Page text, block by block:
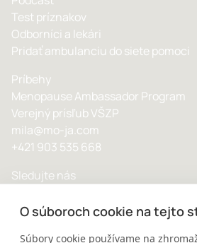
O súboroch cookie na tejto
Súbory cookie používame na
Test príznakov
Odborníci a lekári
Pridať ambulanciu do siete pomoci
Príbehy
Menopause Ambassador Program
Verejný prísľub VŠZP
mila@mo-ja.com
+421 903 535 668
Sledujte nás